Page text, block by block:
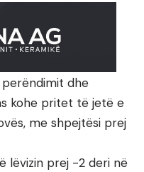
dhe
kohe pritet të jetë e
me shpejtësi prej
lëvizin prej -2 deri në